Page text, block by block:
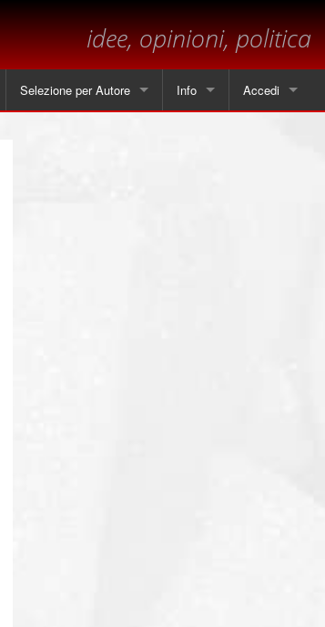
idee, opinioni, politica
Selezione per Autore Info Accedi